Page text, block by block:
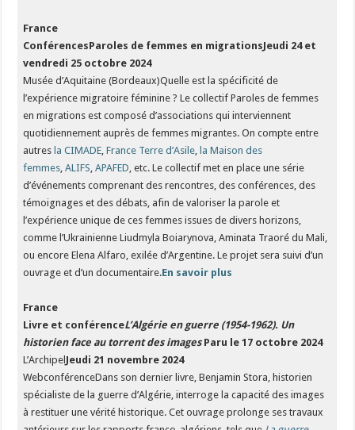
France
ConférencesParoles de femmes en migrationsJeudi 24 et
vendredi 25 octobre 2024
Musée d’Aquitaine (Bordeaux)Quelle est la spécificité de
l’expérience migratoire féminine ? Le collectif Paroles de femmes
en migrations est composé d’associations qui interviennent
quotidiennement auprès de femmes migrantes. On compte entre
autres la CIMADE ,France Terre d’Asile
la Maison des
femmes ,ALIFS ,APAFED , etc. Le collectif met en place une série
d’événements comprenant des rencontres, des conférences, des
témoignages et des débats, afin de valoriser la parole et
l’expérience unique de ces femmes issues de divers horizons,
comme l’Ukrainienne Liudmyla Boiarynova, Aminata Traoré du Mali,
ou encore Elena Alfaro, exilée d’Argentine. Le projet sera suivi d’un
ouvrage et d’un documentaire.En savoir plus
France
Livre et conférenceL’Algérie en guerre (1954-1962). Un
historien face au torrent des images Paru le 17 octobre 2024
L’Archipel Jeudi 21 novembre 2024
WebconférenceDans son dernier livre, Benjamin Stora, historien
spécialiste de la guerre d’Algérie, interroge la capacité des images
à restituer une vérité historique. Cet ouvrage prolonge ses travaux